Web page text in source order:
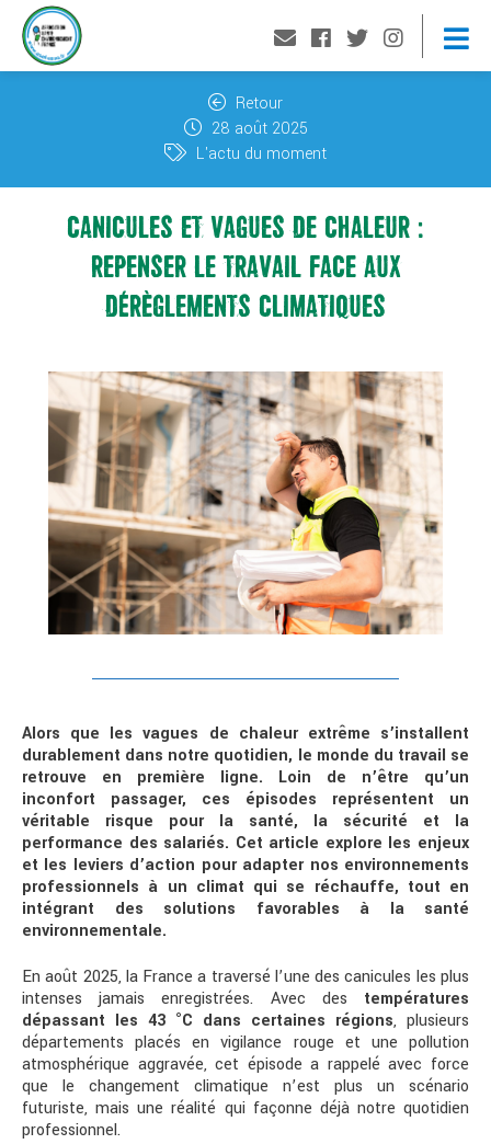
Retour
28 août 2025
L'actu du moment
CANICULES ET VAGUES DE CHALEUR :
REPENSER LE TRAVAIL FACE AUX
DÉRÈGLEMENTS CLIMATIQUES
Alors que les vagues de chaleur extrême s’installent
durablement dans notre quotidien, le monde du travail se
retrouve en première ligne. Loin de n’être qu’un
inconfort passager, ces épisodes représentent un
véritable risque pour la santé, la sécurité et la
performance des salariés. Cet article explore les enjeux
et les leviers d’action pour adapter nos environnements
professionnels à un climat qui se réchauffe, tout en
intégrant des solutions favorables à la santé
environnementale.
En août 2025, la France a traversé l’une des canicules les plus
intenses jamais enregistrées. Avec des températures
dépassant les 43 °C dans certaines régions, plusieurs
départements placés en vigilance rouge et une pollution
atmosphérique aggravée, cet épisode a rappelé avec force
que le changement climatique n’est plus un scénario
futuriste, mais une réalité qui façonne déjà notre quotidien
professionnel.